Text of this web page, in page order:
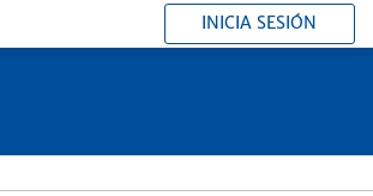
INICIA SESIÓN